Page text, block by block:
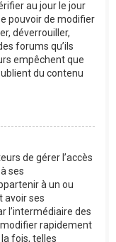
au jour le jour
pouvoir de modifier
déverrouiller,
forums qu’ils
empêchent que
du contenu
de gérer l’accès
ses
à un ou
avoir ses
l’intermédiaire des
rapidement
fois, telles